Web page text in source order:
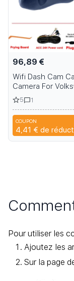
96,89 €
Wifi Dash Cam
Camera For
Tuareg Toureg
CR R Edition X
4K 7P V6 V8
5 1
COUPON
4,41 € de
Pour utiliser les
Ajoutez les
Sur la page